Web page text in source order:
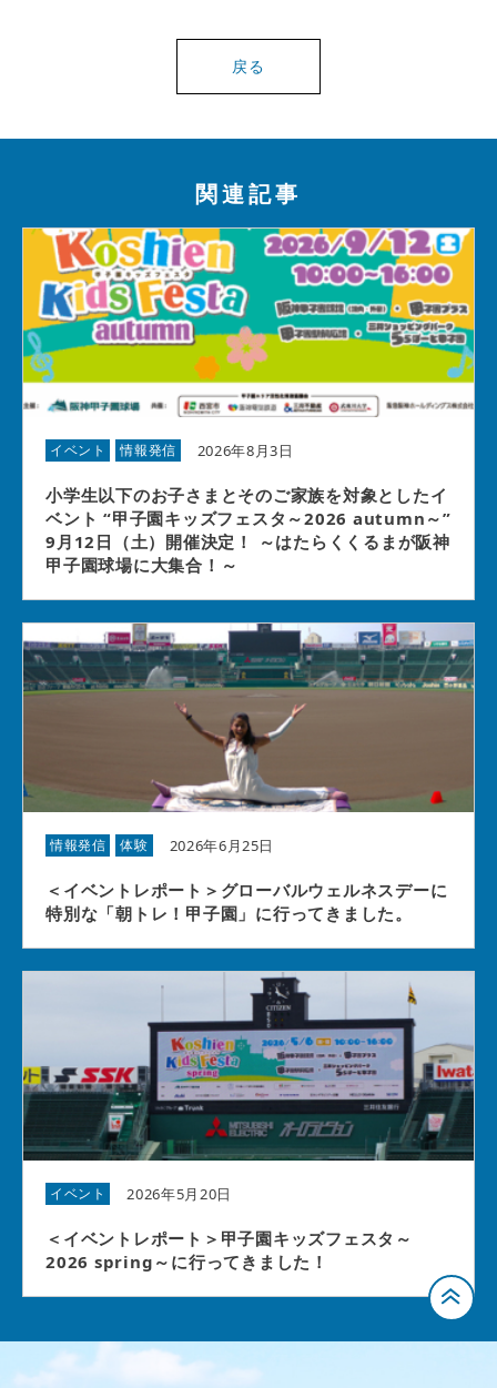
戻る
関連記事
イベント 情報発信 2026年8月3日
小学生以下のお子さまとそのご家族を対象としたイ
ベント “甲子園キッズフェスタ～2026 autumn～”
9月12日（土）開催決定！ ～はたらくくるまが阪神
甲子園球場に大集合！～
情報発信 体験 2026年6月25日
＜イベントレポート＞グローバルウェルネスデーに
特別な「朝トレ！甲子園」に行ってきました。
イベント 2026年5月20日
＜イベントレポート＞甲子園キッズフェスタ～
2026 spring～に行ってきました！